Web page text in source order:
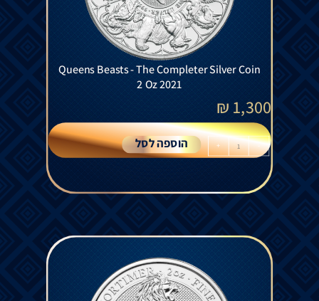
Queens Beasts - The Completer Silver Coin
2 Oz 2021
1,300
₪
-
+ הוספה לסל